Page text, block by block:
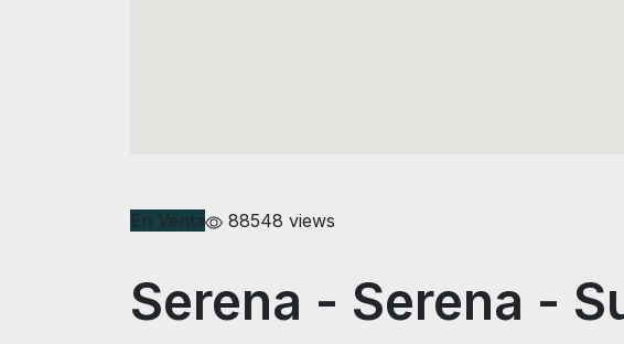
88548 views
Serena - Serena -